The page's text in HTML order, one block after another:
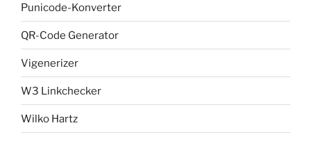
Punicode-Konverter
QR-Code Generator
Vigenerizer
W3 Linkchecker
Wilko Hartz